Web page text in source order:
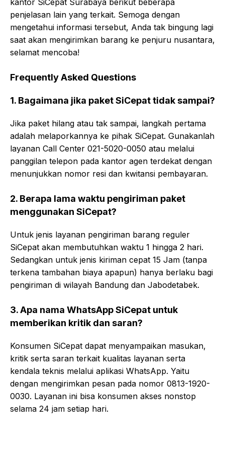
kantor SiCepat Surabaya berikut beberapa
penjelasan lain yang terkait. Semoga dengan
mengetahui informasi tersebut, Anda tak bingung lagi
saat akan mengirimkan barang ke penjuru nusantara,
selamat mencoba!
Frequently Asked Questions
1. Bagaimana jika paket SiCepat tidak sampai?
Jika paket hilang atau tak sampai, langkah pertama
adalah melaporkannya ke pihak SiCepat. Gunakanlah
layanan Call Center 021-5020-0050 atau melalui
panggilan telepon pada kantor agen terdekat dengan
menunjukkan nomor resi dan kwitansi pembayaran.
2. Berapa lama waktu pengiriman paket
menggunakan SiCepat?
Untuk jenis layanan pengiriman barang reguler
SiCepat akan membutuhkan waktu 1 hingga 2 hari.
Sedangkan untuk jenis kiriman cepat 15 Jam (tanpa
terkena tambahan biaya apapun) hanya berlaku bagi
pengiriman di wilayah Bandung dan Jabodetabek.
3. Apa nama WhatsApp SiCepat untuk
memberikan kritik dan saran?
Konsumen SiCepat dapat menyampaikan masukan,
kritik serta saran terkait kualitas layanan serta
kendala teknis melalui aplikasi WhatsApp. Yaitu
dengan mengirimkan pesan pada nomor 0813-1920-
0030. Layanan ini bisa konsumen akses nonstop
selama 24 jam setiap hari.